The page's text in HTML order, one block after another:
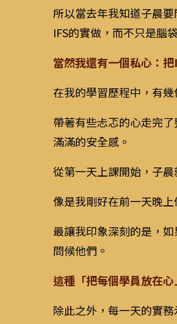
所以當去年我知道子晨
IFS的實做，而不只是腦
當然我還有一個私心：
在我的學習歷程中，有
帶著有些忐忑的心走完
滿滿的安全感。
從第一天上課開始，子
像是我剛好在前一天晚
最讓我印象深刻的是，
問候他們。
這種「把每個學員放在
除此之外，每一天的實